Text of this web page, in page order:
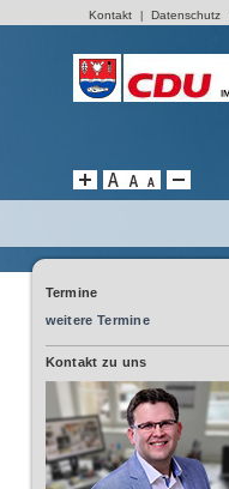
Kontakt Datenschutz
Termine
weitere Termine
Kontakt zu uns